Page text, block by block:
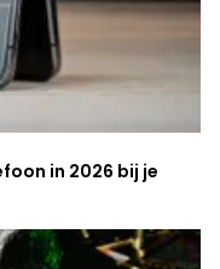
in 2026 bij je